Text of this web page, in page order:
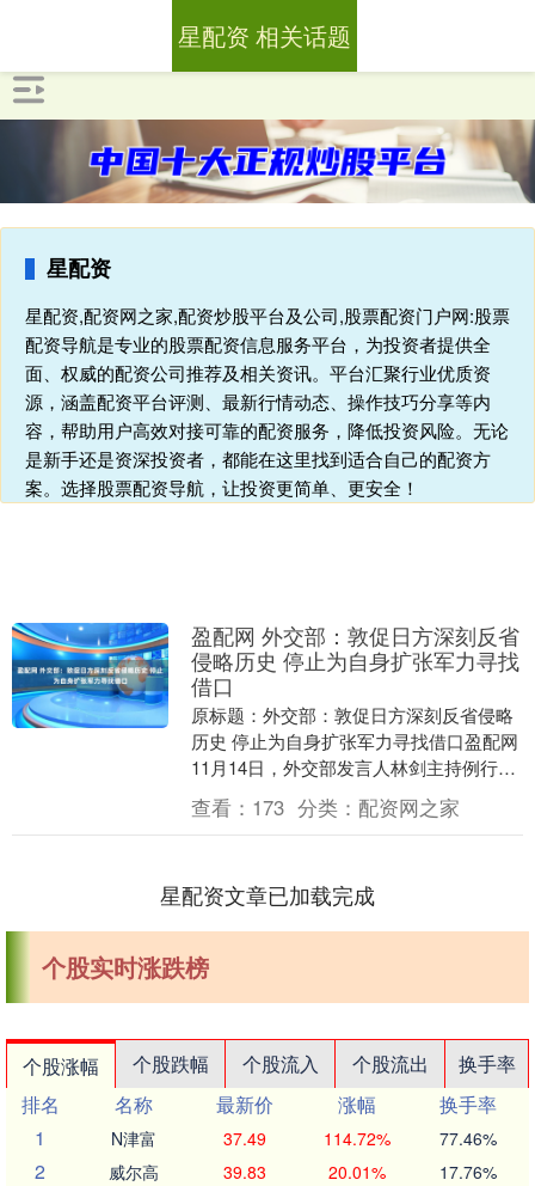
星配资
星配资,配资网之家,配资炒股平台及公司,股票配资门户网:股票
配资导航是专业的股票配资信息服务平台，为投资者提供全
面、权威的配资公司推荐及相关资讯。平台汇聚行业优质资
源，涵盖配资平台评测、最新行情动态、操作技巧分享等内
容，帮助用户高效对接可靠的配资服务，降低投资风险。无论
是新手还是资深投资者，都能在这里找到适合自己的配资方
案。选择股票配资导航，让投资更简单、更安全！
星配资 相关话题
盈配网 外交部：敦促日方深刻反省
侵略历史 停止为自身扩张军力寻找
借口
原标题：外交部：敦促日方深刻反省侵略
历史 停止为自身扩张军力寻找借口盈配网
11月14日，外交部发言人林剑主持例行记
者会。总台央视记者提问：据报道，日本
首相高市....
查看： 173 分类： 配资网之家
星配资文章已加载完成
个股实时涨跌榜
个股涨幅 个股跌幅 个股流入 个股流出
换手率
排名
名称 最新价 涨幅
换手率
1
N津富 37.49 114.72% 77.46%
2 威尔高 39.83 20.01% 17.76%